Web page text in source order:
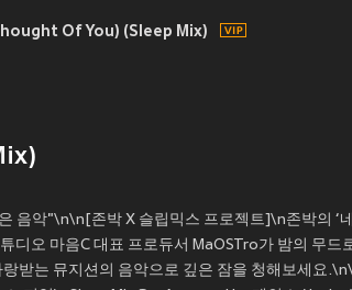
Of You) (Sleep Mix)
음악"\n\n[존박 X 슬립믹스 프로젝트]\n존박의 ‘
디오 마음C 대표 프로듀서 MaOSTro가 밤의 무
받는 뮤지션의 음악으로 깊은 잠을 청해보세요